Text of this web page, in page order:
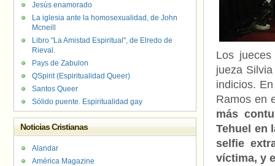
Los
jueza
indicios.
Ramos en
más
Tehuel en
selfie
víctima, y
Jesús enamorado
La iglesia ante la homosexualidad, de John
Mcneill
Libro "La Amistad Espiritual", de Elredo de
Rieval.
Pays de Zabulon
QSpirit (Espiritualidad Queer)
Santos Queer
Sólido puente. Espiritualidad gay
Noticias Cristianas
Alandar
América Magazine